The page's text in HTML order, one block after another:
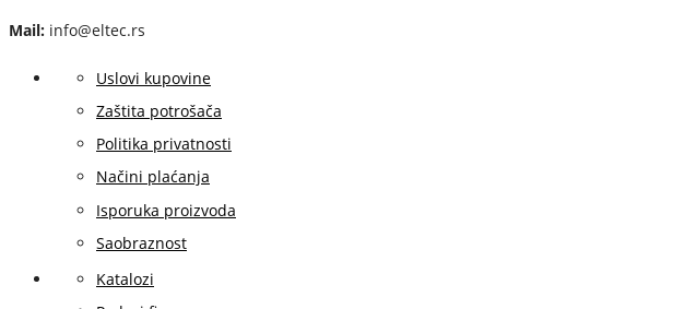
Mail: info@eltec.rs
Uslovi kupovine
Zaštita potrošača
Politika privatnosti
Načini plaćanja
Isporuka proizvoda
Saobraznost
Katalozi